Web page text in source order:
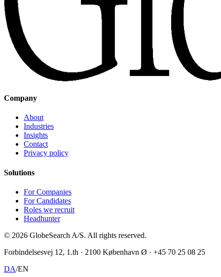
Company
About
Industries
Insights
Contact
Privacy policy
Solutions
For Companies
For Candidates
Roles we recruit
Headhunter
© 2026 GlobeSearch A/S. All rights reserved.
Forbindelsesvej 12, 1.th · 2100 København Ø · +45 70 25 08 25
DA/EN